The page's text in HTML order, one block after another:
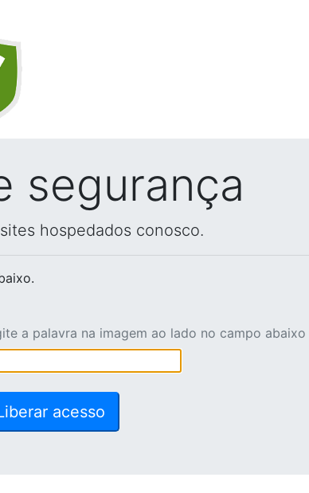
segurança
hospedados conosco.
a palavra na imagem ao lado no campo abaixo